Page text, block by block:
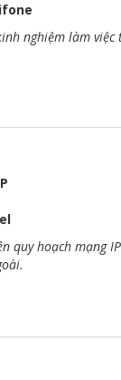
nghiệm làm
quy hoạch